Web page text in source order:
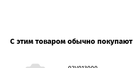
С этим товаром обычно покупают